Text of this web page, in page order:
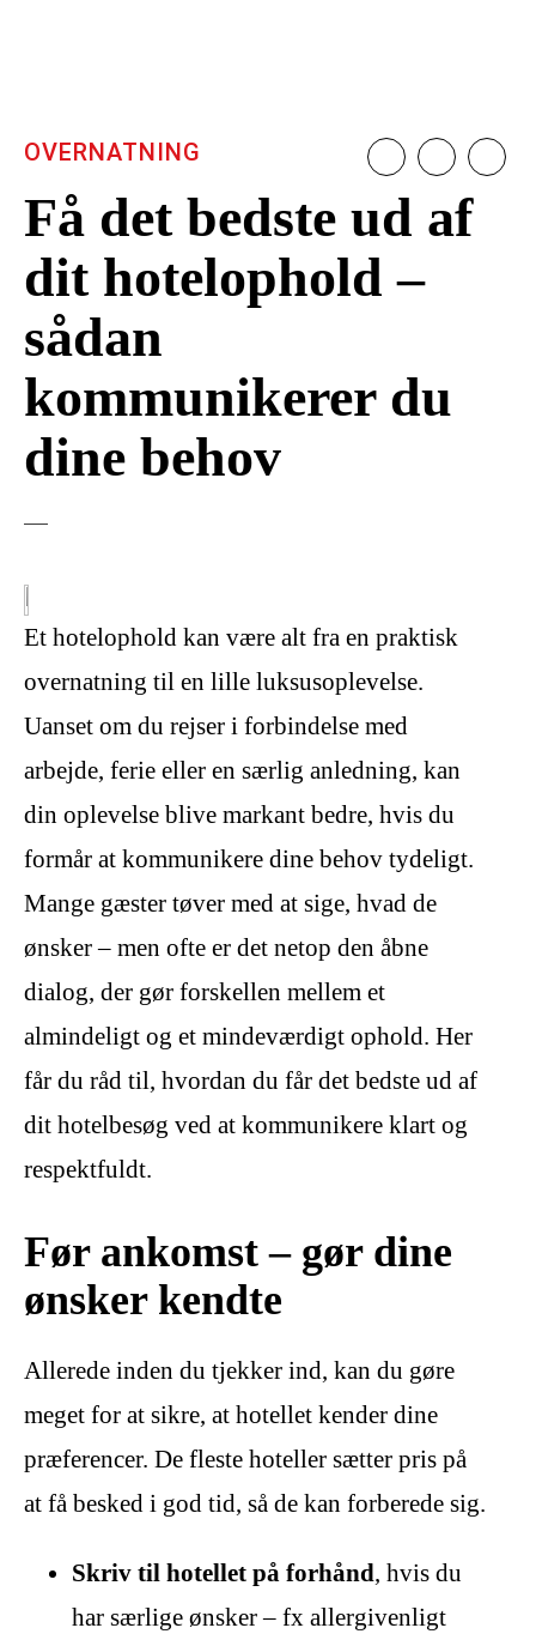
Få det bedste ud af
dit hotelophold –
sådan
kommunikerer du
dine behov
OVERNATNING
Et hotelophold kan være alt fra en praktisk
overnatning til en lille luksusoplevelse.
Uanset om du rejser i forbindelse med
arbejde, ferie eller en særlig anledning, kan
din oplevelse blive markant bedre, hvis du
formår at kommunikere dine behov tydeligt.
Mange gæster tøver med at sige, hvad de
ønsker – men ofte er det netop den åbne
dialog, der gør forskellen mellem et
almindeligt og et mindeværdigt ophold. Her
får du råd til, hvordan du får det bedste ud af
dit hotelbesøg ved at kommunikere klart og
respektfuldt.
Før ankomst – gør dine
ønsker kendte
Allerede inden du tjekker ind, kan du gøre
meget for at sikre, at hotellet kender dine
præferencer. De fleste hoteller sætter pris på
at få besked i god tid, så de kan forberede sig.
Skriv til hotellet på forhånd, hvis du
har særlige ønsker – fx allergivenligt